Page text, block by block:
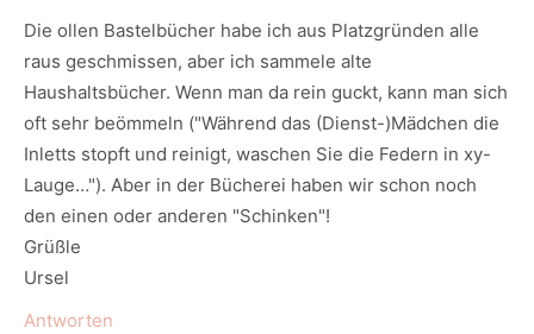
Die ollen Bastelbücher habe ich aus Platzgründen alle
raus geschmissen, aber ich sammele alte
Haushaltsbücher. Wenn man da rein guckt, kann man sich
oft sehr beömmeln ("Während das (Dienst-)Mädchen die
Inletts stopft und reinigt, waschen Sie die Federn in xy-
Lauge…"). Aber in der Bücherei haben wir schon noch
den einen oder anderen "Schinken"!
Grüßle
Ursel
Antworten